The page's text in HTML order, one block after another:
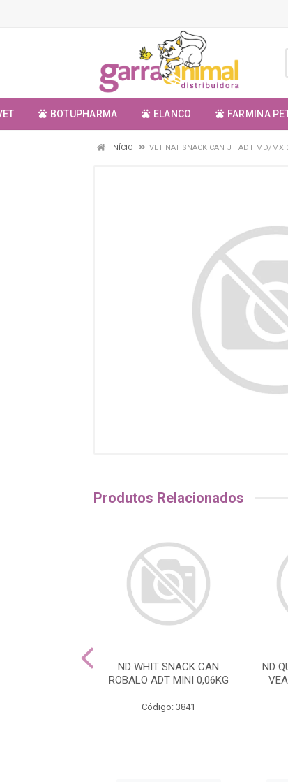
BOTUPHARMA ELANCO FARMINA
INÍCIO VET NAT SNACK CAN JT ADT MD/MX
Produtos Relacionados
ND WHIT SNACK CAN
ROBALO ADT MINI 0,06KG
Código: 3841
ND